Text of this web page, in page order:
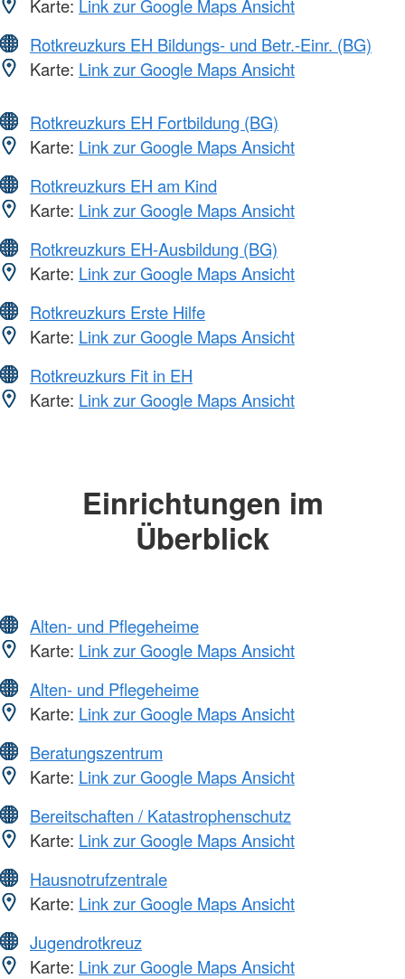
Karte: Link zur Google Maps Ansicht
Rotkreuzkurs EH Bildungs- und Betr.-Einr. (BG)
Karte: Link zur Google Maps Ansicht
Rotkreuzkurs EH Fortbildung (BG)
Karte: Link zur Google Maps Ansicht
Rotkreuzkurs EH am Kind
Karte: Link zur Google Maps Ansicht
Rotkreuzkurs EH-Ausbildung (BG)
Karte: Link zur Google Maps Ansicht
Rotkreuzkurs Erste Hilfe
Karte: Link zur Google Maps Ansicht
Rotkreuzkurs Fit in EH
Karte: Link zur Google Maps Ansicht
Einrichtungen im
Überblick
Alten- und Pflegeheime
Karte: Link zur Google Maps Ansicht
Alten- und Pflegeheime
Karte: Link zur Google Maps Ansicht
Beratungszentrum
Karte: Link zur Google Maps Ansicht
Bereitschaften / Katastrophenschutz
Karte: Link zur Google Maps Ansicht
Hausnotrufzentrale
Karte: Link zur Google Maps Ansicht
Jugendrotkreuz
Karte: Link zur Google Maps Ansicht